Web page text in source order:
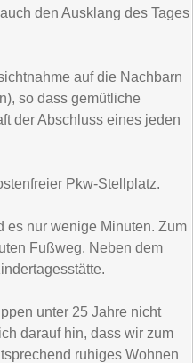
den Ausklang des Tages
auf die Nachbarn
so dass gemütliche
der Abschluss eines jeden
Pkw-Stellplatz.
es nur wenige Minuten. Zum
Fußweg. Neben dem
unter 25 Jahre nicht
darauf hin, dass wir zum
ruhiges Wohnen